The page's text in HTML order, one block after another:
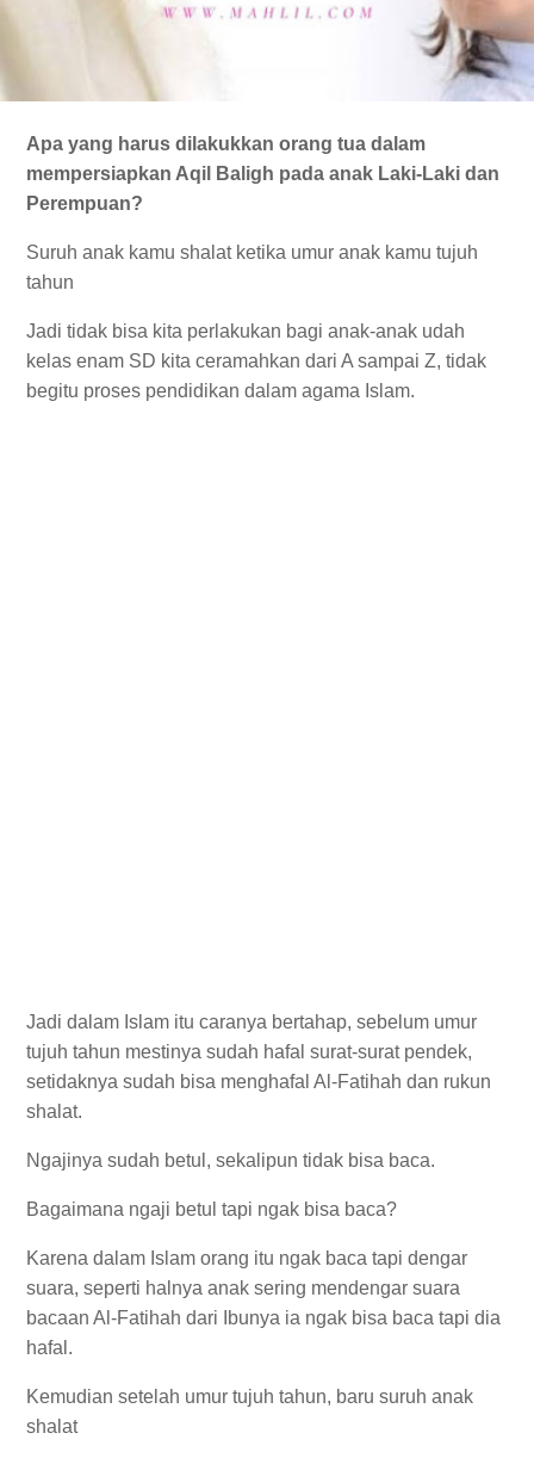
Apa yang harus dilakukkan orang tua dalam
mempersiapkan Aqil Baligh pada anak Laki-Laki dan
Perempuan?
Suruh anak kamu shalat ketika umur anak kamu tujuh
tahun
Jadi tidak bisa kita perlakukan bagi anak-anak udah
kelas enam SD kita ceramahkan dari A sampai Z, tidak
begitu proses pendidikan dalam agama Islam.
Jadi dalam Islam itu caranya bertahap, sebelum umur
tujuh tahun mestinya sudah hafal surat-surat pendek,
setidaknya sudah bisa menghafal Al-Fatihah dan rukun
shalat.
Ngajinya sudah betul, sekalipun tidak bisa baca.
Bagaimana ngaji betul tapi ngak bisa baca?
Karena dalam Islam orang itu ngak baca tapi dengar
suara, seperti halnya anak sering mendengar suara
bacaan Al-Fatihah dari Ibunya ia ngak bisa baca tapi dia
hafal.
Kemudian setelah umur tujuh tahun, baru suruh anak
shalat